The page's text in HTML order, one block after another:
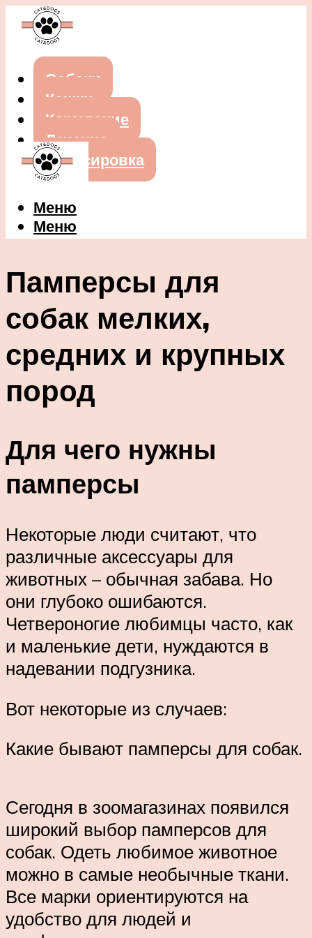
Собаки
Кошки
Кормление
Лечение
Дрессировка
Меню
Меню
Памперсы для
собак мелких,
средних и крупных
пород
Для чего нужны
памперсы
Некоторые люди считают, что
различные аксессуары для
животных – обычная забава. Но
они глубоко ошибаются.
Четвероногие любимцы часто, как
и маленькие дети, нуждаются в
надевании подгузника.
Вот некоторые из случаев:
Какие бывают памперсы для собак.
Сегодня в зоомагазинах появился
широкий выбор памперсов для
собак. Одеть любимое животное
можно в самые необычные ткани.
Все марки ориентируются на
удобство для людей и